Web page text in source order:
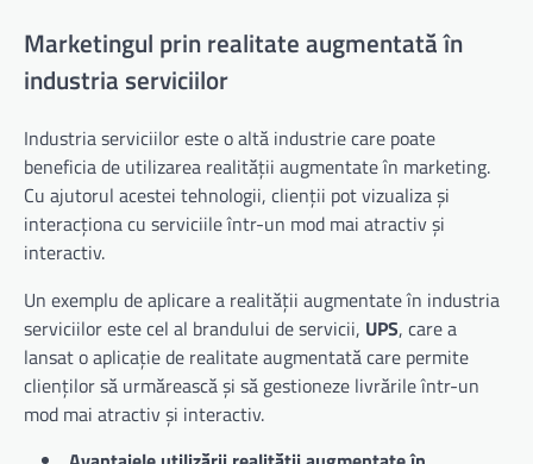
Marketingul prin realitate augmentată în
industria serviciilor
Industria serviciilor este o altă industrie care poate
beneficia de utilizarea realității augmentate în marketing.
Cu ajutorul acestei tehnologii, clienții pot vizualiza și
interacționa cu serviciile într-un mod mai atractiv și
interactiv.
Un exemplu de aplicare a realității augmentate în industria
serviciilor este cel al brandului de servicii, UPS, care a
lansat o aplicație de realitate augmentată care permite
clienților să urmărească și să gestioneze livrările într-un
mod mai atractiv și interactiv.